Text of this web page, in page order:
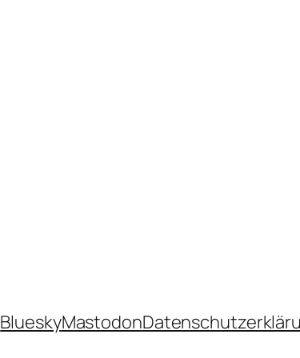
BlueskyMastodon